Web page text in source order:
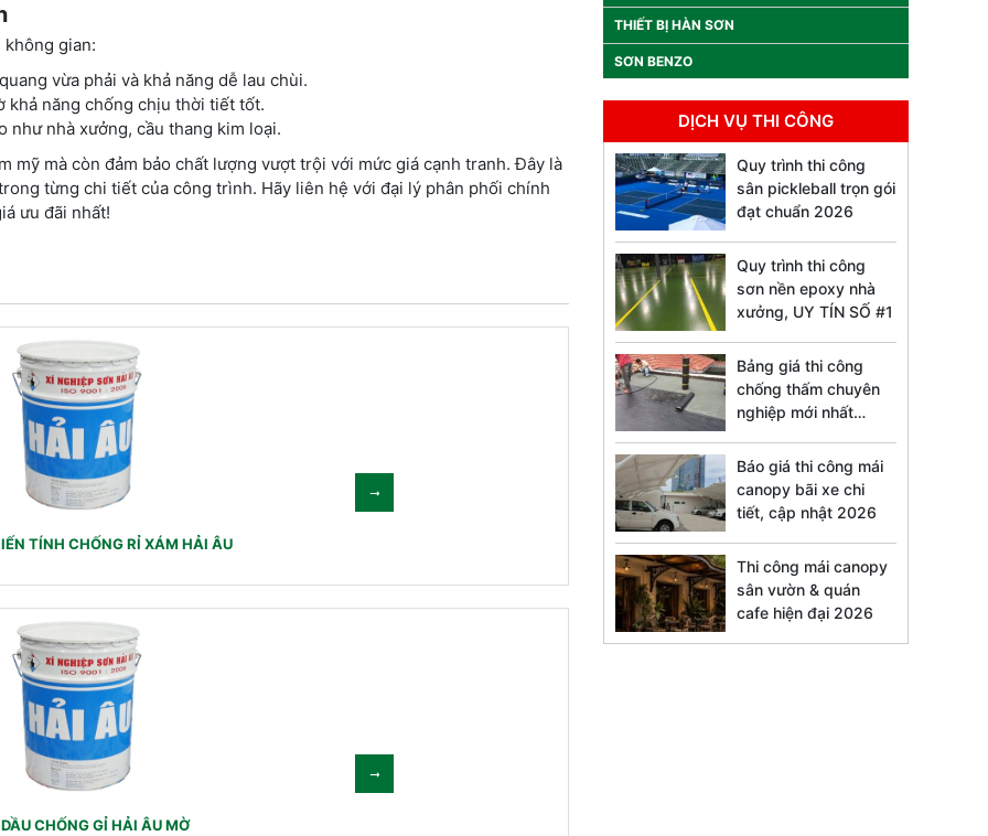
gian:
vừa phải và khả năng dễ lau chùi.
khả năng chống chịu thời tiết tốt.
như nhà xưởng, cầu thang kim loại.
mỹ mà còn đảm bảo chất lượng vượt trội với mức giá cạnh tranh. Đây là
từng chi tiết của công trình. Hãy liên hệ với đại lý phân phối chính
ưu đãi nhất!
TÍNH CHỐNG RỈ XÁM HẢI ÂU
CHỐNG GỈ HẢI ÂU MỜ
THIẾT BỊ HÀN SƠN
SƠN BENZO
DỊCH VỤ THI CÔNG
Quy trình thi công
sân pickleball trọn gói
đạt chuẩn 2026
Quy trình thi công
sơn nền epoxy nhà
xưởng, UY TÍN SỐ #1
Bảng giá thi công
chống thấm chuyên
nghiệp mới nhất
Báo giá thi công mái
canopy bãi xe chi
tiết, cập nhật 2026
Thi công mái canopy
sân vườn & quán
cafe hiện đại 2026